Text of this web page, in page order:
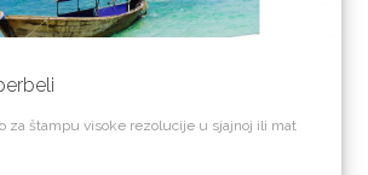
za štampu visoke rezolucije u sjajnoj ili mat